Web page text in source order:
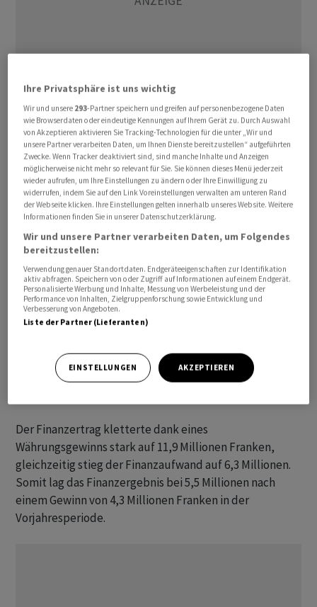
Konkret verbuchteValartiseinen Nettogewinn von 8,6
Millionen Franken und lag damit quasi exakt auf dem
Vorjahreswert, wieValartisam Dienstag mitteilte.
Das Nettoergebnis sei insbesondere von günstigen
Wechselkurseffekten sowie der Liquidation eines
Konzernunternehmens beeinflusst worden. Diese
positiven Effekte seien hingegen durch einen
geringeren Beitrag der assoziierten Unternehmen im
Vorjahresvergleich ausgeglichen worden.
Auch der Betriebsertrag blieb mit 7,1 Millionen Franken
stieg der Geschäftsaufwand um 5 Prozent auf 4,1
Millionen. Damit lag der operative Gewinn (EBITDA) mit
Der Finanzertrag kletterte dank eines
Währungsgewinns stark auf 11,9 Millionen Franken,
gleichzeitig stieg der Finanzaufwand auf 6,3 Millionen.
Somit lag das Finanzergebnis bei 5,5 Millionen nach
einem Gewinn von 4,3 Millionen Franken in der
Vorjahresperiode.
Ihre Privatsphäre ist uns wichtig
Wir und unsere 293-Partner speichern und greifen auf personenbezogene Daten
wie Browserdaten oder eindeutige Kennungen auf Ihrem Gerät zu. Durch Auswahl
von Akzeptieren aktivieren Sie Tracking-Technologien für die unter „Wir und
unsere Partner verarbeiten Daten, um Ihnen Dienste bereitzustellen“ aufgeführten
Zwecke. Wenn Tracker deaktiviert sind, sind manche Inhalte und Anzeigen
möglicherweise nicht mehr so relevant für Sie. Sie können dieses Menü jederzeit
wieder aufrufen, um Ihre Einstellungen zu ändern oder Ihre Einwilligung zu
widerrufen, indem Sie auf den Link Voreinstellungen verwalten am unteren Rand
der Webseite klicken. Ihre Einstellungen gelten innerhalb unseres Website. Weitere
Informationen finden Sie in unserer Datenschutzerklärung.
Wir und unsere Partner verarbeiten Daten, um Folgendes
bereitzustellen:
Verwendung genauer Standortdaten. Endgeräteeigenschaften zur Identifikation
aktiv abfragen. Speichern von oder Zugriff auf Informationen auf einem Endgerät.
Personalisierte Werbung und Inhalte, Messung von Werbeleistung und der
Performance von Inhalten, Zielgruppenforschung sowie Entwicklung und
Verbesserung von Angeboten.
Liste der Partner (Lieferanten)
EINSTELLUNGEN AKZEPTIEREN